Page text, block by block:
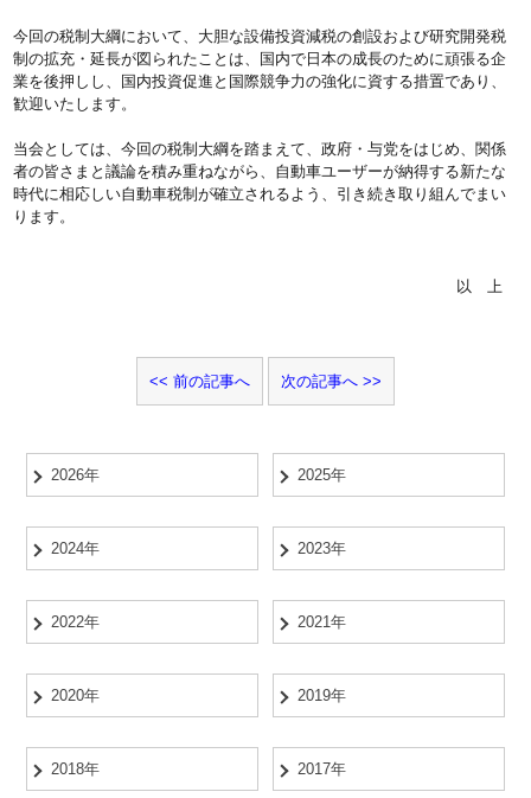
今回の税制大綱において、大胆な設備投資減税の創設および研究開発税
制の拡充・延長が図られたことは、国内で日本の成長のために頑張る企
業を後押しし、国内投資促進と国際競争力の強化に資する措置であり、
歓迎いたします。
当会としては、今回の税制大綱を踏まえて、政府・与党をはじめ、関係
者の皆さまと議論を積み重ねながら、自動車ユーザーが納得する新たな
時代に相応しい自動車税制が確立されるよう、引き続き取り組んでまい
ります。
以上
前の記事へ 次の記事へ
2026年 2025年
2024年 2023年
2022年 2021年
2020年 2019年
2018年 2017年